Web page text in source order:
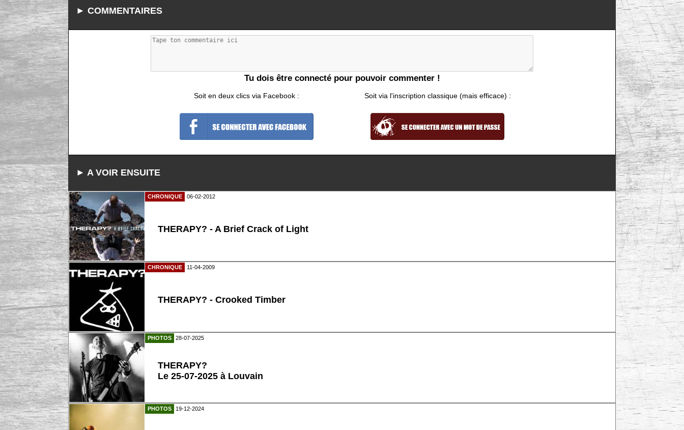
► COMMENTAIRES
Tu dois être connecté pour pouvoir commenter !
Soit en deux clics via Facebook : Soit via l'inscription classique (mais efficace) :
► A VOIR ENSUITE
CHRONIQUE 06-02-2012
THERAPY? - A Brief Crack of Light
CHRONIQUE 11-04-2009
THERAPY? - Crooked Timber
PHOTOS 28-07-2025
THERAPY?
Le 25-07-2025 à Louvain
PHOTOS 19-12-2024